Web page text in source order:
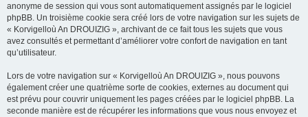
anonyme de session qui vous sont automatiquement assignés par le logiciel
phpBB. Un troisième cookie sera créé lors de votre navigation sur les sujets de
« Korvigelloù An DROUIZIG », archivant de ce fait tous les sujets que vous
avez consultés et permettant d’améliorer votre confort de navigation en tant
qu’utilisateur.
Lors de votre navigation sur « Korvigelloù An DROUIZIG », nous pouvons
également créer une quatrième sorte de cookies, externes au document qui
est prévu pour couvrir uniquement les pages créées par le logiciel phpBB. La
seconde manière est de récupérer les informations que vous nous envoyez et